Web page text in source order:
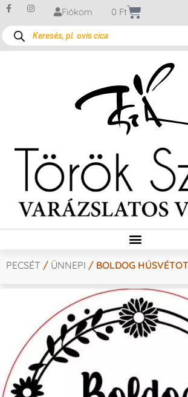
Fiókom 0 Ft
PECSÉT / ÜNNEPI / BOLDOG